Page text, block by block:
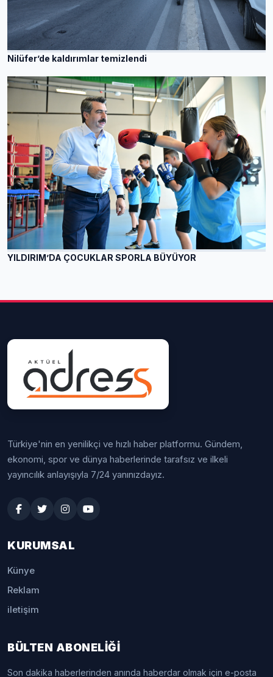
Nilüfer’de kaldırımlar temizlendi
YILDIRIM’DA ÇOCUKLAR SPORLA BÜYÜYOR
Türkiye'nin en yenilikçi ve hızlı haber platformu. Gündem,
ekonomi, spor ve dünya haberlerinde tarafsız ve ilkeli
yayıncılık anlayışıyla 7/24 yanınızdayız.
KURUMSAL
Künye
Reklam
iletişim
BÜLTEN ABONELİĞİ
Son dakika haberlerinden anında haberdar olmak için e-posta